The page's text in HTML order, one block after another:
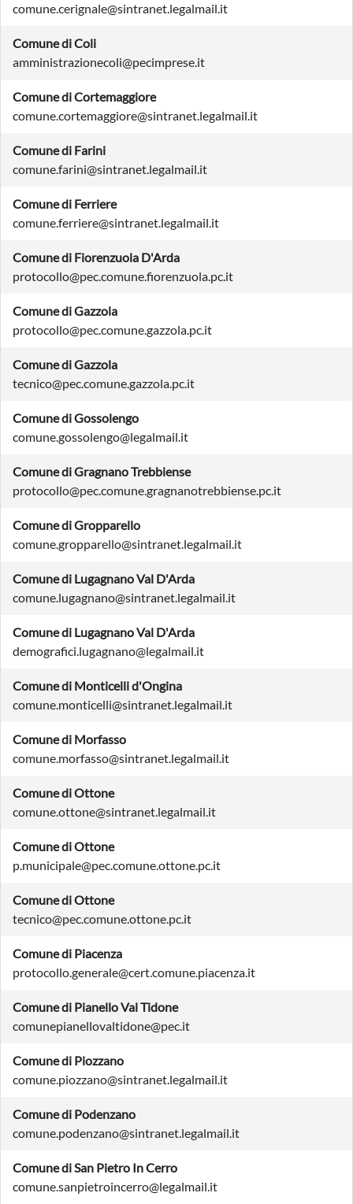
comune.cerignale@sintranet.legalmail.it
Comune di Coli
amministrazionecoli@pecimprese.it
Comune di Cortemaggiore
comune.cortemaggiore@sintranet.legalmail.it
Comune di Farini
comune.farini@sintranet.legalmail.it
Comune di Ferriere
comune.ferriere@sintranet.legalmail.it
Comune di Fiorenzuola D'Arda
protocollo@pec.comune.fiorenzuola.pc.it
Comune di Gazzola
protocollo@pec.comune.gazzola.pc.it
Comune di Gazzola
tecnico@pec.comune.gazzola.pc.it
Comune di Gossolengo
comune.gossolengo@legalmail.it
Comune di Gragnano Trebbiense
protocollo@pec.comune.gragnanotrebbiense.pc.it
Comune di Gropparello
comune.gropparello@sintranet.legalmail.it
Comune di Lugagnano Val D'Arda
comune.lugagnano@sintranet.legalmail.it
Comune di Lugagnano Val D'Arda
demografici.lugagnano@legalmail.it
Comune di Monticelli d'Ongina
comune.monticelli@sintranet.legalmail.it
Comune di Morfasso
comune.morfasso@sintranet.legalmail.it
Comune di Ottone
comune.ottone@sintranet.legalmail.it
Comune di Ottone
p.municipale@pec.comune.ottone.pc.it
Comune di Ottone
tecnico@pec.comune.ottone.pc.it
Comune di Piacenza
protocollo.generale@cert.comune.piacenza.it
Comune di Pianello Val Tidone
comunepianellovaltidone@pec.it
Comune di Piozzano
comune.piozzano@sintranet.legalmail.it
Comune di Podenzano
comune.podenzano@sintranet.legalmail.it
Comune di San Pietro In Cerro
comune.sanpietroincerro@legalmail.it